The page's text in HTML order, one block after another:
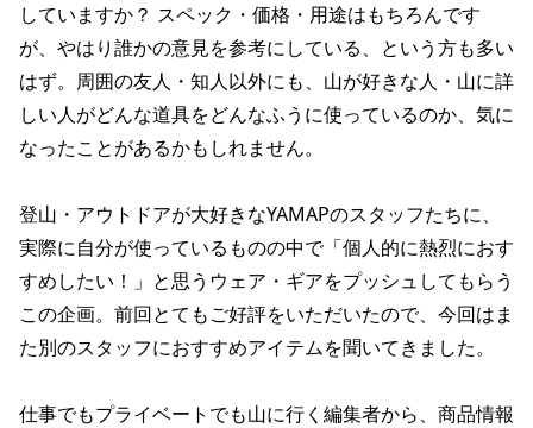
していますか？ スペック・価格・用途はもちろんです
が、やはり誰かの意見を参考にしている、という方も多い
はず。周囲の友人・知人以外にも、山が好きな人・山に詳
しい人がどんな道具をどんなふうに使っているのか、気に
なったことがあるかもしれません。
登山・アウトドアが大好きなYAMAPのスタッフたちに、
実際に自分が使っているものの中で「個人的に熱烈におす
すめしたい！」と思うウェア・ギアをプッシュしてもらう
この企画。前回とてもご好評をいただいたので、今回はま
た別のスタッフにおすすめアイテムを聞いてきました。
仕事でもプライベートでも山に行く編集者から、商品情報